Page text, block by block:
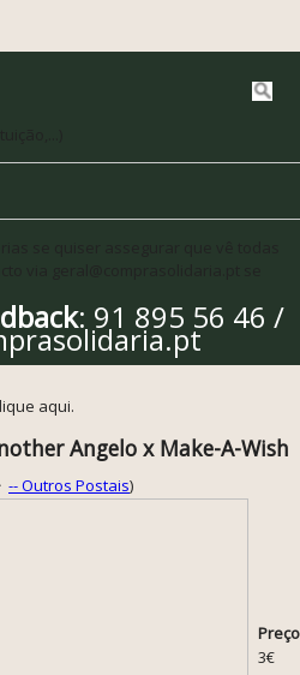
: 91 895 56 46 /
aqui.
Angelo x Make-A-Wish
-- Outros Postais)
3€